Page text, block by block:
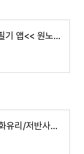
두고두고 유용한 아이패드 필기 앱<< 원노트와 굿노트 >>
아이패드 액정필름 비교(강화유리/저반사필름/종이질감)